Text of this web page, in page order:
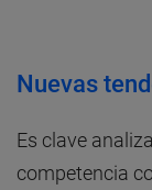
Nuevas
Es clave
competencia